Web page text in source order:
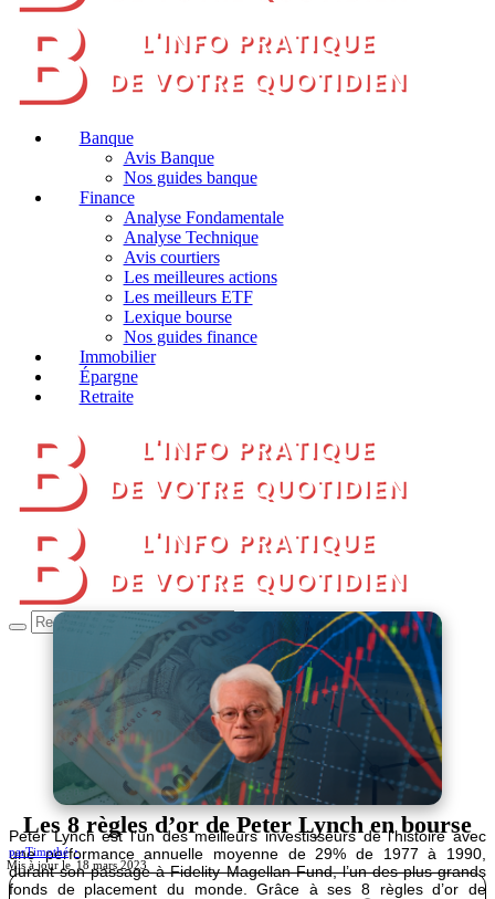
Banque
Avis Banque
Nos guides banque
Finance
Analyse Fondamentale
Analyse Technique
Avis courtiers
Les meilleures actions
Les meilleurs ETF
Lexique bourse
Nos guides finance
Immobilier
Épargne
Retraite
Les 8 règles d’or de Peter Lynch en bourse
Peter Lynch est l’un des meilleurs investisseurs de l’histoire avec
une performance annuelle moyenne de 29% de 1977 à 1990,
durant son passage à Fidelity Magellan Fund, l’un des plus grands
fonds de placement du monde. Grâce à ses 8 règles d’or de
parTimothé
18 mars 2023